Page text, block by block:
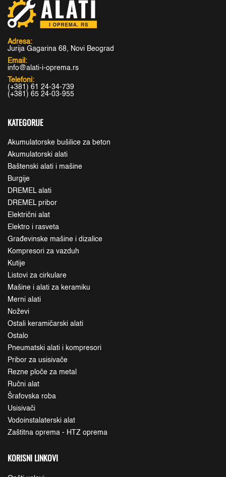
Adresa:
Jurija Gagarina 68, Novi Beograd
Email:
info@alati-i-oprema.rs
Telefoni:
(+381) 61 24-34-739
(+381) 65 24-03-955
KATEGORIJE
Akumulatorske bušilice za beton
Akumulatorski alati
Baštenski alati i mašine
Burgije
DREMEL alati
DREMEL pribor
Električni alat
Elektro i rasveta
Građevinske mašine i dizalice
Kompresori za vazduh
Kutije
Listovi za cirkulare
Mašine i alati za keramiku
Merni alati
Noževi
Ostali keramičarski alati
Ostalo
Pneumatski alati i kompresori
Pribor za usisivače
Rezne ploče za metal
Ručni alat
Šrafovska roba
Usisivači
Vodoinstalaterski alat
Zaštitna oprema - HTZ oprema
KORISNI LINKOVI